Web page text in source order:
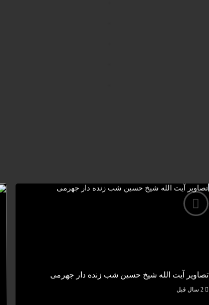
تصاویر آیت الله شیخ حسین شب زنده دار جهرمی
2 سال قبل